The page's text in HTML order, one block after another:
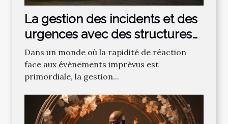
La gestion des incidents et des
urgences avec des structures
gonflables publicitaires
Dans un monde où la rapidité de réaction
face aux événements imprévus est
primordiale, la gestion...